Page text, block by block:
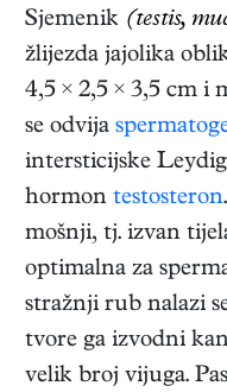
Sjemenik (testis,
žlijezda jajolika
4,5 × 2,5 × 3,5 cm i
se odvija
intersticijske
hormon testosteron
mošnji, tj. izvan
optimalna za
stražnji rub nalazi
tvore ga izvodni
velik broj vijuga.